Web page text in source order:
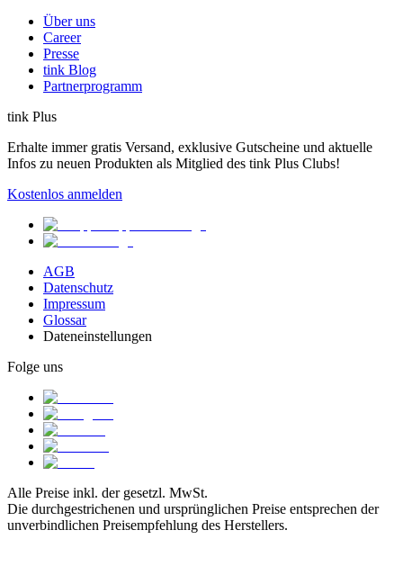
Über uns
Career
Presse
tink Blog
Partnerprogramm
tink Plus
Erhalte immer gratis Versand, exklusive Gutscheine und aktuelle
Infos zu neuen Produkten als Mitglied des tink Plus Clubs!
Kostenlos anmelden
AGB
Datenschutz
Impressum
Glossar
Dateneinstellungen
Folge uns
Alle Preise inkl. der gesetzl. MwSt.
Die durchgestrichenen und ursprünglichen Preise entsprechen der
unverbindlichen Preisempfehlung des Herstellers.